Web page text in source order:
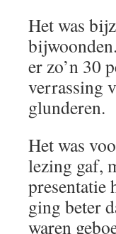
Het was
er zo’n 30
verrassing
glunderen.
Het was
lezing gaf,
presentatie
ging beter
waren